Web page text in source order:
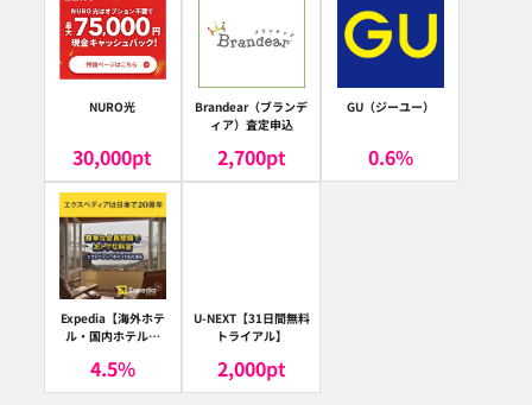
NURO光
30,000pt
Brandear（ブランデ
ィア）査定申込
2,700pt
GU（ジーユー）
0.6%
Expedia【海外ホテ
ル・国内ホテル予
ア）
4.5%
U-NEXT【31日間無料
トライアル】
2,000pt